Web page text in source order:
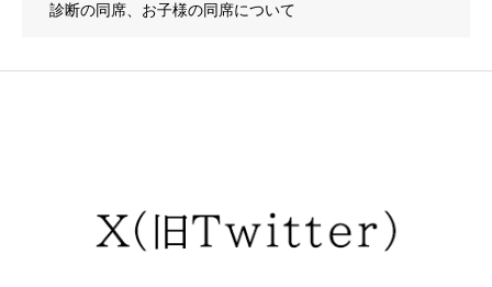
診断の同席、お子様の同席について